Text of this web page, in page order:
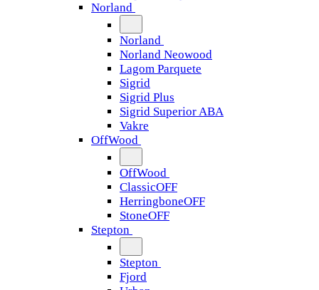
Norland
Norland
Norland Neowood
Lagom Parquete
Sigrid
Sigrid Plus
Sigrid Superior ABA
Vakre
OffWood
OffWood
ClassicOFF
HerringboneOFF
StoneOFF
Stepton
Stepton
Fjord